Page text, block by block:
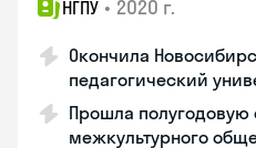
НГПУ • 2020 г.
Окончила
педагогический
Прошла полугодовую
межкультурного